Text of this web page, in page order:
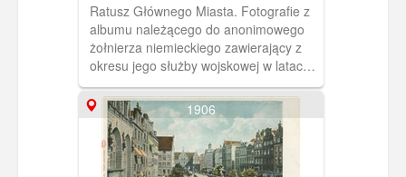
Ratusz Głównego Miasta. Fotografie z
albumu należącego do anonimowego
żołnierza niemieckiego zawierający z
okresu jego służby wojskowej w latach
1939-1941. Wśród zdjęć dotyczących
szkolenia i szlaku bojowego znajdują się
także te wykonane w Gdańsku na
przełomie 1939 i 1940 roku.
Najprawdopodobniej w czasie wolnym
1906